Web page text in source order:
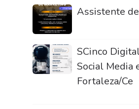
Assistente
SCinco
Social Media
Fortaleza/Ce